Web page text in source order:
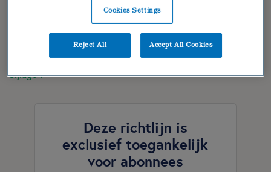
geraadpleegde literatuur
bijlage 1
Deze richtlijn is
exclusief toegankelijk
voor abonnees
Cookies Settings
Reject All Accept All Cookies